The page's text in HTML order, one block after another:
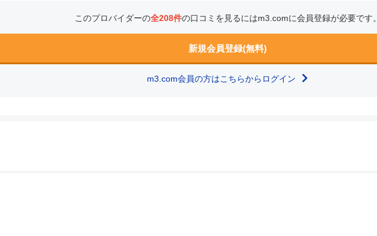
このプロバイダーの全208件の口コミを見るにはm3.comに会員登録が必要です。
新規会員登録(無料)
m3.com会員の方はこちらからログイン